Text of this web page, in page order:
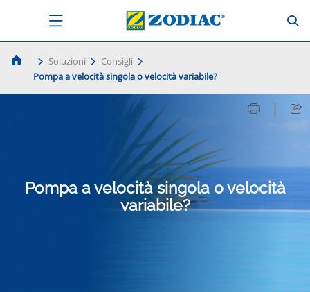
Soluzioni
Consigli
Pompa a velocità singola o velocità variabile?
Pompa a velocità singola o velocità
variabile?
|